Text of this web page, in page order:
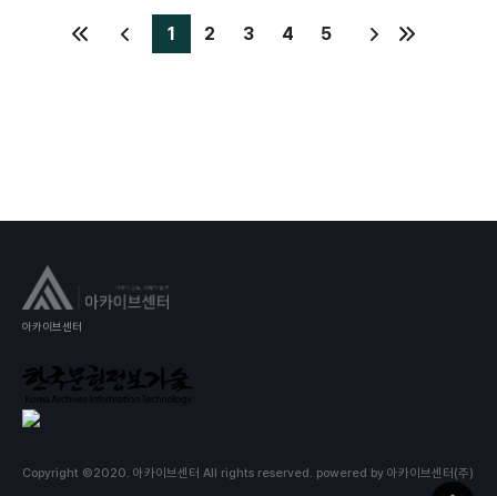
1 2 3 4 5
아카이브센터
Copyright ©2020. 아카이브센터 All rights reserved. powered by 아카이브센터(주)